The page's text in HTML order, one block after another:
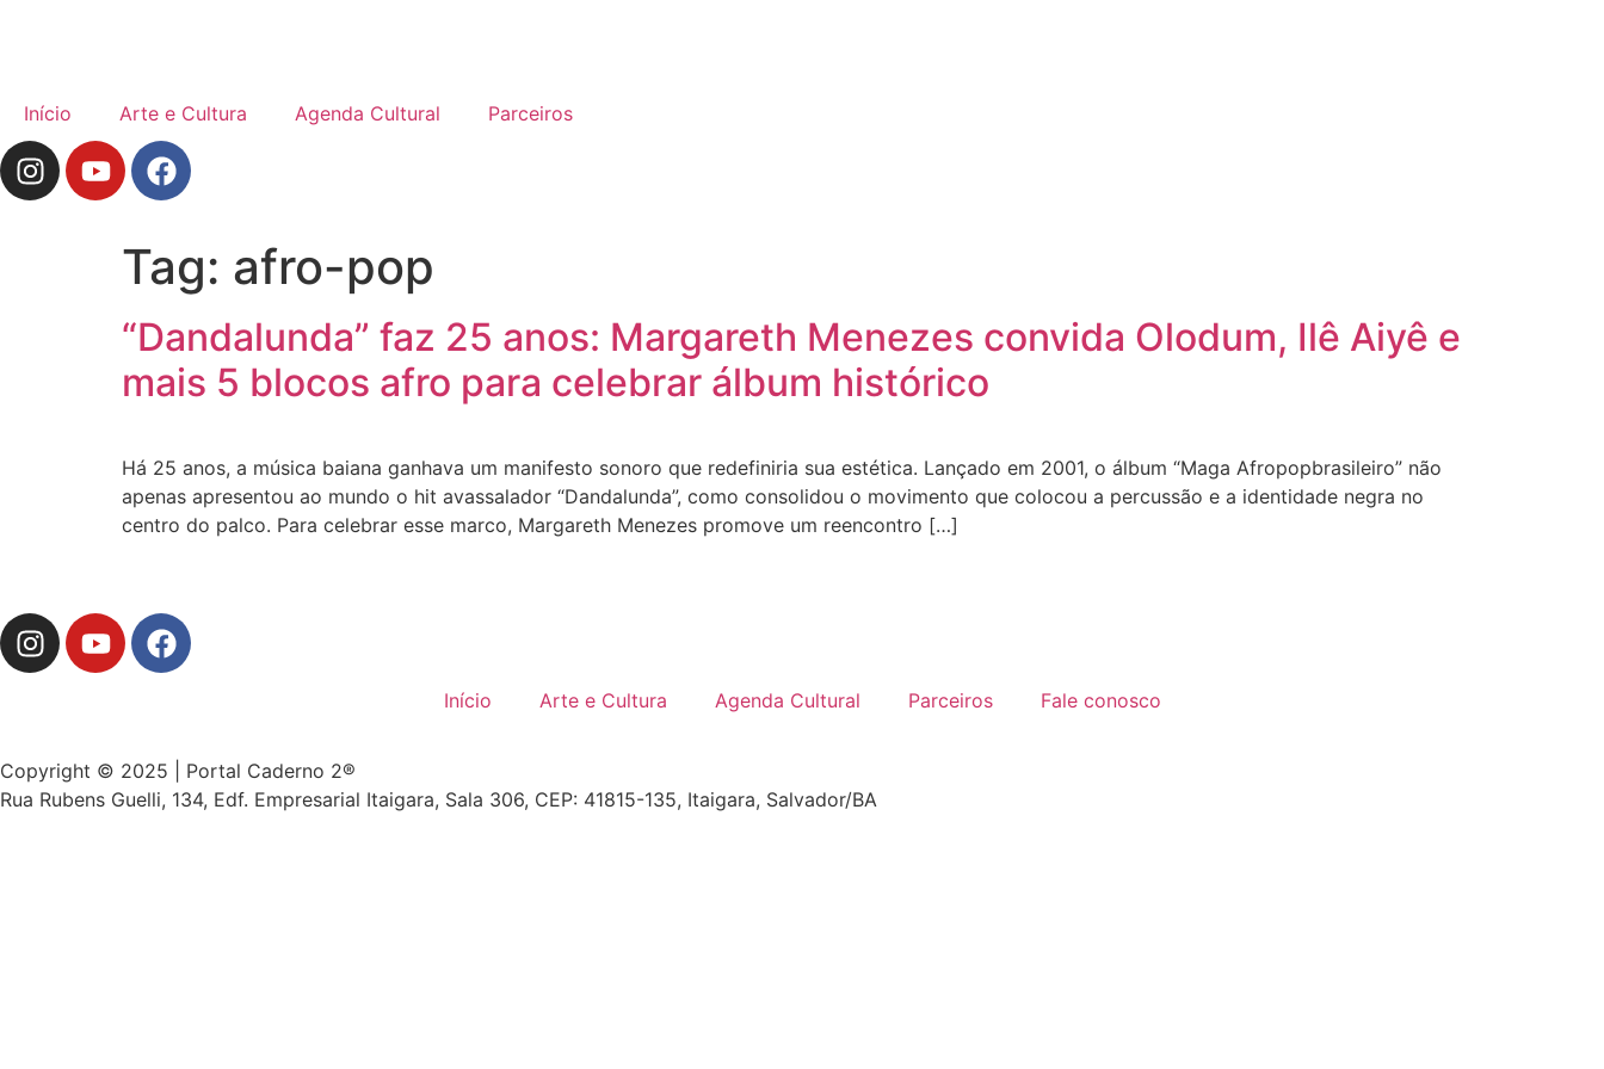
Início Arte e Cultura Agenda Cultural Parceiros
Tag: afro-pop
“Dandalunda” faz 25 anos: Margareth Menezes convida Olodum, Ilê Aiyê e
mais 5 blocos afro para celebrar álbum histórico
Há 25 anos, a música baiana ganhava um manifesto sonoro que redefiniria sua estética. Lançado em 2001, o álbum “Maga Afropopbrasileiro” não
apenas apresentou ao mundo o hit avassalador “Dandalunda”, como consolidou o movimento que colocou a percussão e a identidade negra no
centro do palco. Para celebrar esse marco, Margareth Menezes promove um reencontro […]
Início Arte e Cultura Agenda Cultural Parceiros Fale conosco
Copyright © 2025 | Portal Caderno 2®
Rua Rubens Guelli, 134, Edf. Empresarial Itaigara, Sala 306, CEP: 41815-135, Itaigara, Salvador/BA